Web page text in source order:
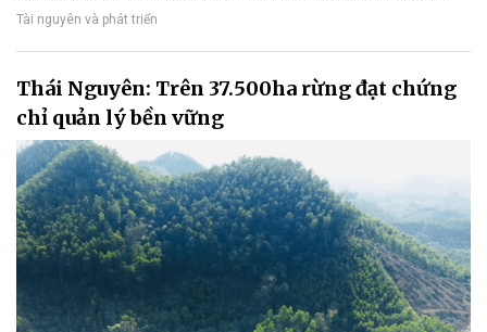
Tài nguyên và phát triển
Thái Nguyên: Trên 37.500ha rừng đạt chứng
chỉ quản lý bền vững